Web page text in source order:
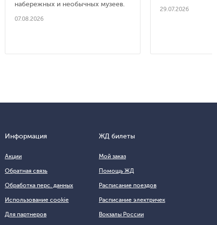
набережных и необычных музеев.
07.08.2026
29.07.2026
Информация
Акции
Обратная связь
Обработка перс. данных
Использование cookie
Для партнеров
ЖД билеты
Мой заказ
Помощь ЖД
Расписание поездов
Расписание электричек
Вокзалы России